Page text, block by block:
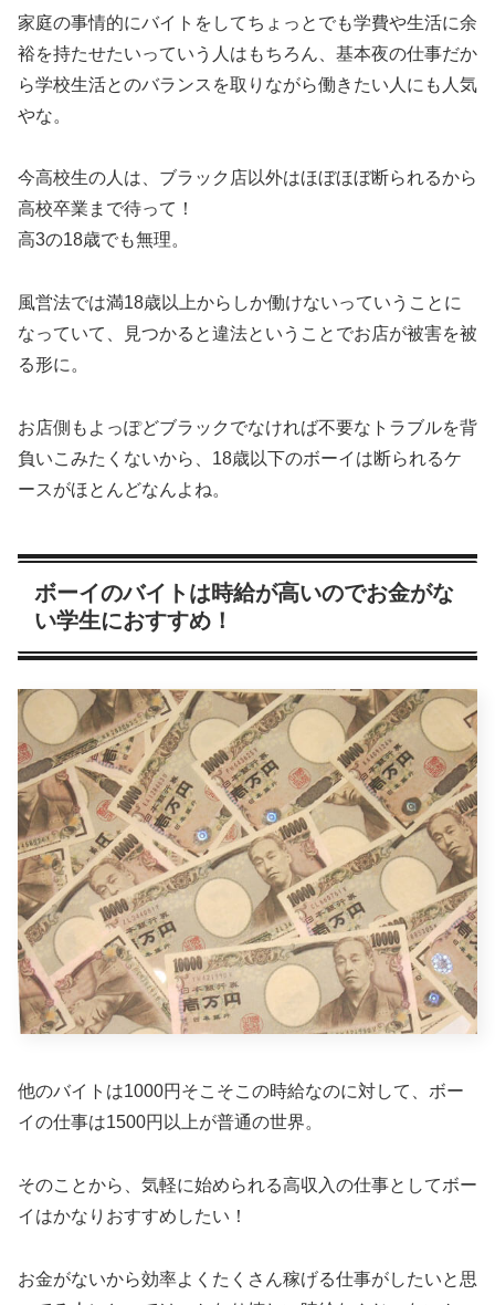
家庭の事情的にバイトをしてちょっとでも学費や生活に余
裕を持たせたいっていう人はもちろん、基本夜の仕事だか
ら学校生活とのバランスを取りながら働きたい人にも人気
やな。
今高校生の人は、ブラック店以外はほぼほぼ断られるから
高校卒業まで待って！
高3の18歳でも無理。
風営法では満18歳以上からしか働けないっていうことに
なっていて、見つかると違法ということでお店が被害を被
る形に。
お店側もよっぽどブラックでなければ不要なトラブルを背
負いこみたくないから、18歳以下のボーイは断られるケ
ースがほとんどなんよね。
ボーイのバイトは時給が高いのでお金がな
い学生におすすめ！
他のバイトは1000円そこそこの時給なのに対して、ボー
イの仕事は1500円以上が普通の世界。
そのことから、気軽に始められる高収入の仕事としてボー
イはかなりおすすめしたい！
お金がないから効率よくたくさん稼げる仕事がしたいと思